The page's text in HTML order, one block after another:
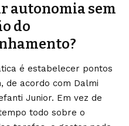
autonomia sem
do
é estabelecer pontos
de acordo com Dalmi
Junior. Em vez de
todo sobre o